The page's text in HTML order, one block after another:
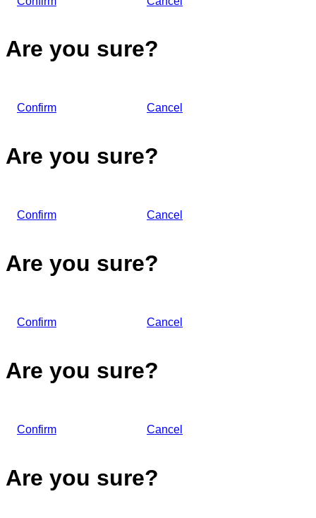
Are you sure?
Confirm Cancel
Are you sure?
Confirm Cancel
Are you sure?
Confirm Cancel
Are you sure?
Confirm Cancel
Are you sure?